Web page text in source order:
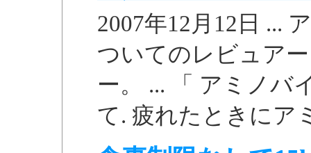
2007年12月12日 ...
ついてのレビュア
ー。 ... 「 アミノバ
て. 疲れたときにア